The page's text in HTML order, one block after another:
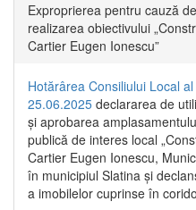
Exproprierea pentru cauză
realizarea obiectivului
Cartier Eugen Ionescu”
Hotărârea Consiliului Local
25.06.2025 declararea de
și aprobarea
publică de interes local
Cartier Eugen Ionescu,
în municipiul Slatina și
a imobilelor cuprinse în